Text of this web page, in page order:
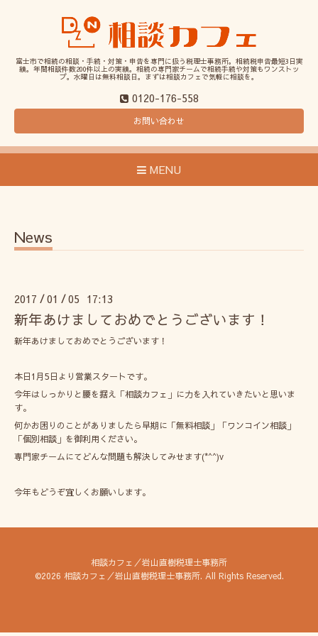
富士市で相続の相談・手続・対策・申告を専門に扱う税理士事務所。相続税申告最短3日実
績。年間相談件数200件以上の実績。相続の専門家チームで相続手続や対策もワンストッ
プ。水曜日は無料相談日。まずは相談カフェで気軽に相談を。
0120-176-558
お問い合わせ
MENU
News
2017 /01 /05 17:13
新年あけましておめでとうございます！
新年あけましておめでとうございます！
本日1月5日より営業スタートです。
今年はしっかりと腰を据え「相談カフェ」に力を入れていきたいと思いま
す。
何かお困りのことがありましたら早期に「無料相談」「ワンコイン相談」
「個別相談」を御利用ください。
専門家チームにてどんな問題も解決してみせます(*^^)v
今年もどうぞ宜しくお願いします。
相談カフェ／岩山直樹税理士事務所
©2026 相談カフェ／岩山直樹税理士事務所. All Rights Reserved.